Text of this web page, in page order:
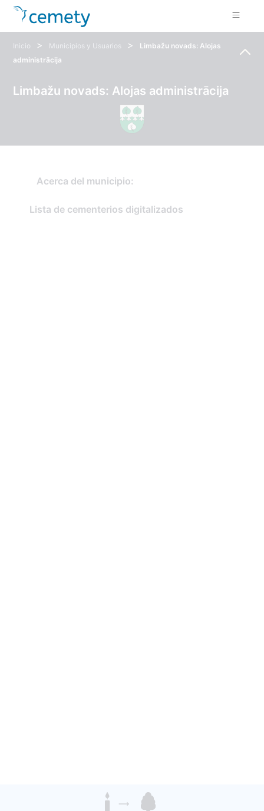
Inicio > Municipios y Usuarios >
Limbažu novads: Alojas
administrācija
Limbažu novads: Alojas administrācija
Lista de cementerios digitalizados
Acerca del municipio: